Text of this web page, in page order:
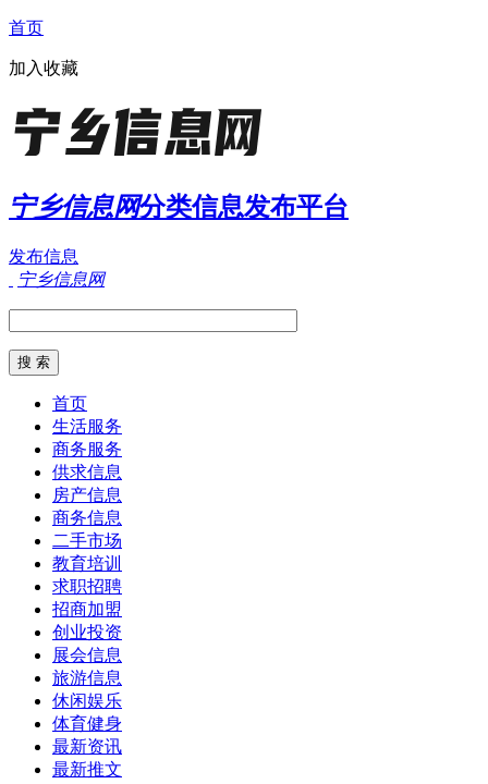
首页
加入收藏
宁乡信息网分类信息发布平台
发布信息
宁乡信息网
首页
生活服务
商务服务
供求信息
房产信息
商务信息
二手市场
教育培训
求职招聘
招商加盟
创业投资
展会信息
旅游信息
休闲娱乐
体育健身
最新资讯
最新推文